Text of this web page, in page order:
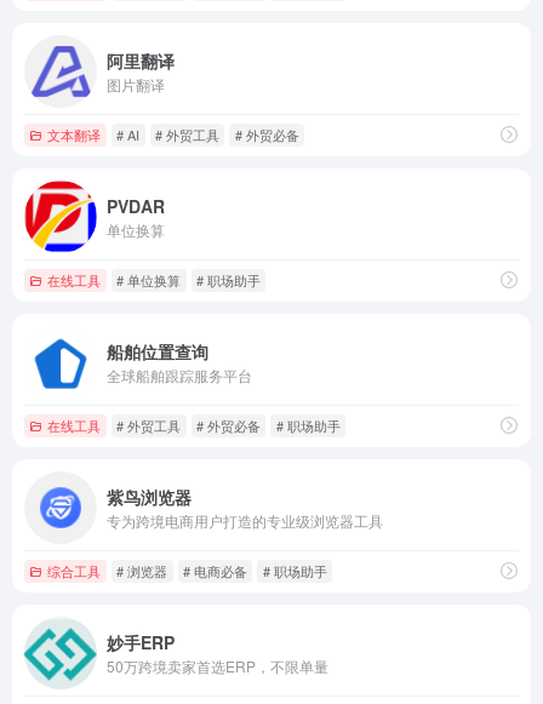
阿里翻译
图片翻译
文本翻译 # AI # 外贸工具 # 外贸必备
PVDAR
单位换算
在线工具 # 单位换算 # 职场助手
船舶位置查询
全球船舶跟踪服务平台
在线工具 # 外贸工具 # 外贸必备 # 职场助手
紫鸟浏览器
专为跨境电商用户打造的专业级浏览器工具
综合工具 # 浏览器 # 电商必备 # 职场助手
妙手ERP
50万跨境卖家首选ERP，不限单量